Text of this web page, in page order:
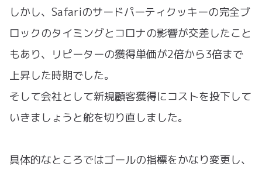
しかし、Safariのサードパーティクッキーの完全ブ
ロックのタイミングとコロナの影響が交差したこと
もあり、リピーターの獲得単価が2倍から3倍まで
上昇した時期でした。
そして会社として新規顧客獲得にコストを投下して
いきましょうと舵を切り直しました。
具体的なところではゴールの指標をかなり変更し、